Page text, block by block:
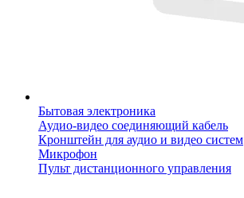
Бытовая электроника
Аудио-видео соединяющий кабель
Кронштейн для аудио и видео систем
Микрофон
Пульт дистанционного управления